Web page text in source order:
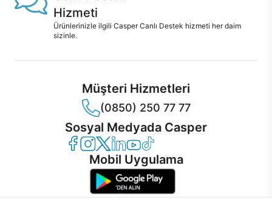
Hizmeti
Ürünlerinizle ilgili Casper Canlı Destek hizmeti her daim
sizinle.
Müşteri Hizmetleri
(0850) 250 77 77
Sosyal Medyada Casper
Casper Facebook
Casper Instagram
Casper Twitter
Casper LinkedIn
Casper YouTube
Casper TikTok
Mobil Uygulama